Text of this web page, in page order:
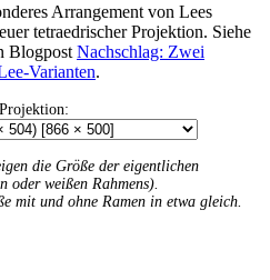
Arrangement von Lees
tetraedrischer Projektion. Siehe
Blogpost Nachschlag: Zwei
Varianten.
die Größe der eigentlichen
oder weißen Rahmens).
mit und ohne Ramen in etwa gleich.